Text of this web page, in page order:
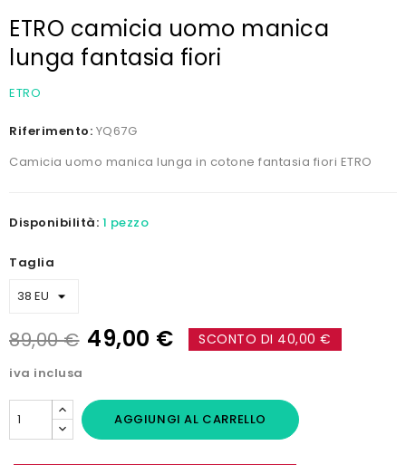
ETRO camicia uomo manica
lunga fantasia fiori
ETRO
Riferimento: YQ67G
Camicia uomo manica lunga in cotone fantasia fiori ETRO
Disponibilità: 1 pezzo
Taglia
89,00 € 49,00 € SCONTO DI 40,00 €
iva inclusa
AGGIUNGI AL CARRELLO